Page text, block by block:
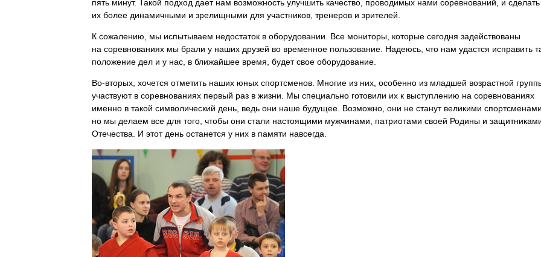
пять минут. Такой подход дает нам возможность улучшить качество, проводимых нами соревнований, и сделать
их более динамичными и зрелищными для участников, тренеров и зрителей.
К сожалению, мы испытываем недостаток в оборудовании. Все мониторы, которые сегодня задействованы
на соревнованиях мы брали у наших друзей во временное пользование. Надеюсь, что нам удастся исправить
положение дел и у нас, в ближайшее время, будет свое оборудование.
Во-вторых, хочется отметить наших юных спортсменов. Многие из них, особенно из младшей возрастной
участвуют в соревнованиях первый раз в жизни. Мы специально готовили их к выступлению на соревнованиях
именно в такой символический день, ведь они наше будущее. Возможно, они не станут великими
но мы делаем все для того, чтобы они стали настоящими мужчинами, патриотами своей Родины и
Отечества. И этот день останется у них в памяти навсегда.